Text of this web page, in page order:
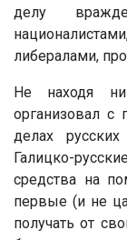
делу
либералами,
Не находя
организовал
делах
Галицко-
средства на
первые (и не
получать от